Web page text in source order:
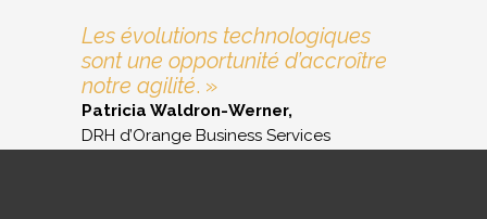
Les évolutions technologiques
sont une opportunité d’accroître
notre agilité. »
Patricia Waldron-Werner,
DRH d’Orange Business Services